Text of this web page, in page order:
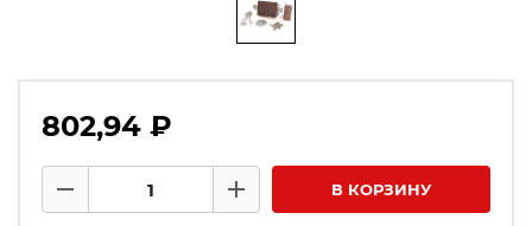
802,94 ₽
Минус
Плюс В КОРЗИНУ